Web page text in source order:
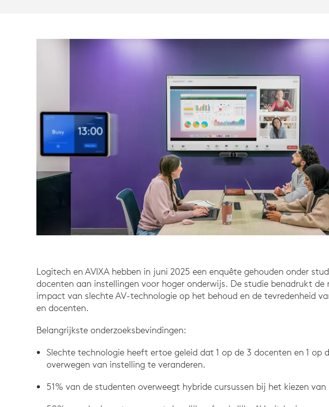
Logitech en AVIXA hebben in juni 2025 een enquête gehouden onder
docenten aan instellingen voor hoger onderwijs. De studie benadrukt de
impact van slechte AV-technologie op het behoud en de tevredenheid
en docenten.
Belangrijkste onderzoeksbevindingen:
Slechte technologie heeft ertoe geleid dat 1 op de 3 docenten en 1 op
overwegen van instelling te veranderen.
51% van de studenten overweegt hybride cursussen bij het kiezen van